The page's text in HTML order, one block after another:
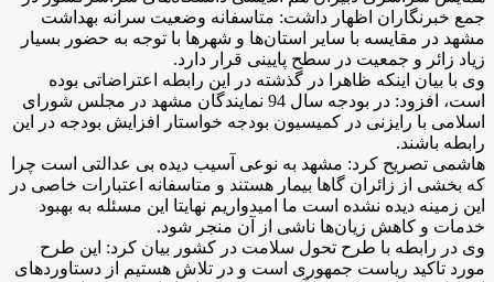
جمع خبرنگاران اظهار داشت: متاسفانه وضعیت سرانه بهداشت
مشهد در مقایسه با سایر استان‌ها و شهرها با توجه به حضور بسیار
زیاد زائر و جمعیت در سطح پایینی قرار دارد.
وی با بیان اینکه ظاهرا در گذشته در این رابطه اعتراضاتی بوده
است، افزود: در بودجه سال 94 نمایندگان مشهد در مجلس شورای
اسلامی با رایزنی در کمیسیون بودجه خواستار افزایش بودجه در این
رابطه باشند.
هاشمی تصریح کرد: مشهد به نوعی آسیب دیده بی عدالتی است چرا
که بخشی از زائران گاها بیمار هستند و متاسفانه اعتبارات خاصی در
این زمینه دیده نشده است ما امیدواریم نهایتا این مسئله به بهبود
خدمات و کاهش زیان‌ها ناشی از آن منجر شود.
وی در رابطه با طرح تحول سلامت در کشور بیان کرد: این طرح
مورد تاکید ریاست جمهوری است و در تلاش هستیم از دستاوردهای